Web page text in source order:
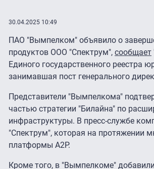
30.04.2025 10:49
ПАО "Вымпелком" объявило о
продуктов ООО "Спектрум", сообщает
Единого государственного
занимавшая пост генерального
Представители "Вымпелкома"
частью стратегии "Билайна" по
инфраструктуры. В пресс-службе
"Спектрум", которая на протяжении
платформы A2P.
Кроме того, в "Вымпелкоме"